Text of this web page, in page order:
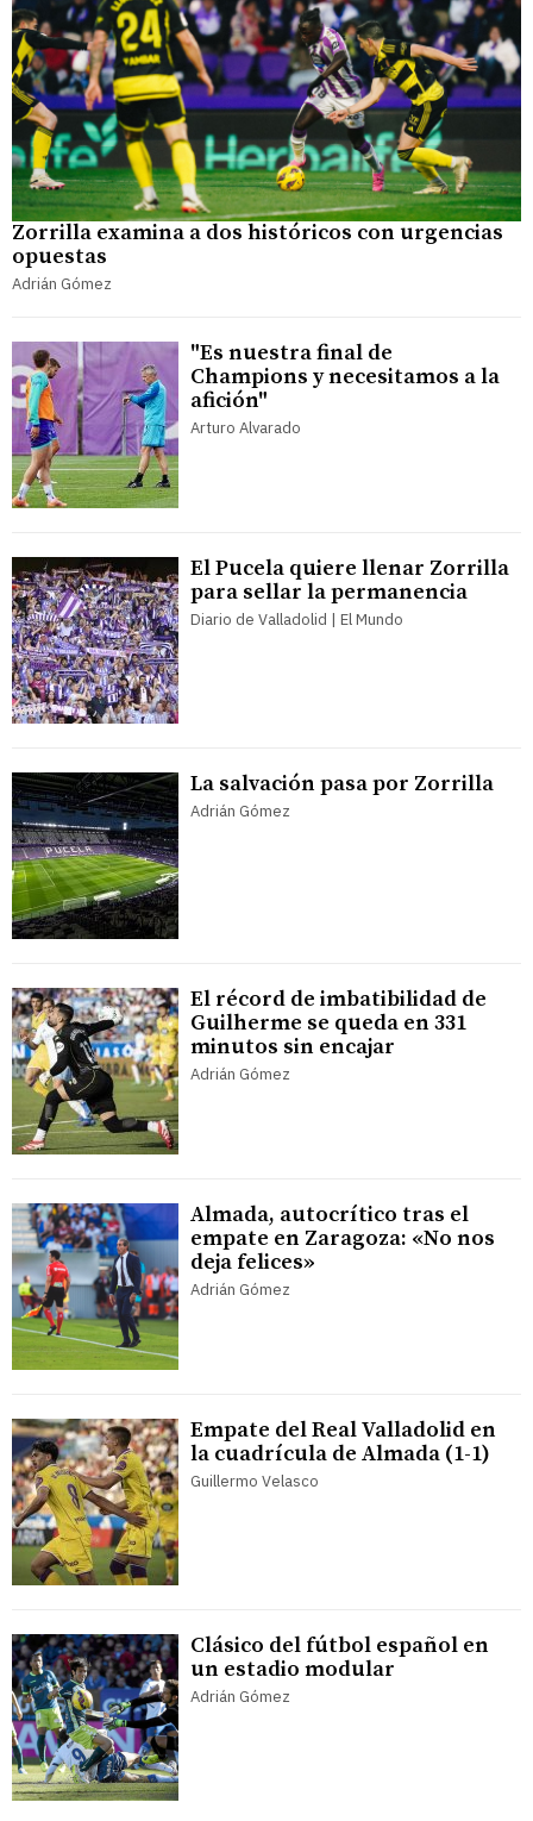
Zorrilla examina a dos históricos con urgencias
opuestas
Adrián Gómez
"Es nuestra final de
Champions y necesitamos a la
afición"
Arturo Alvarado
El Pucela quiere llenar Zorrilla
para sellar la permanencia
Diario de Valladolid | El Mundo
La salvación pasa por Zorrilla
Adrián Gómez
El récord de imbatibilidad de
Guilherme se queda en 331
minutos sin encajar
Adrián Gómez
Almada, autocrítico tras el
empate en Zaragoza: «No nos
deja felices»
Adrián Gómez
Empate del Real Valladolid en
la cuadrícula de Almada (1-1)
Guillermo Velasco
Clásico del fútbol español en
un estadio modular
Adrián Gómez